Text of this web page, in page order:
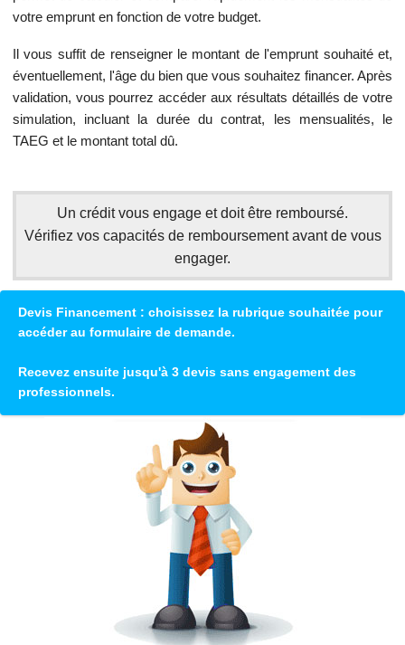
votre emprunt en fonction de votre budget.
Il vous suffit de renseigner le montant de l'emprunt souhaité et,
éventuellement, l'âge du bien que vous souhaitez financer. Après
validation, vous pourrez accéder aux résultats détaillés de votre
simulation, incluant la durée du contrat, les mensualités, le
TAEG et le montant total dû.
Un crédit vous engage et doit être remboursé.
Vérifiez vos capacités de remboursement avant de vous
engager.
Devis Financement : choisissez la rubrique souhaitée pour
accéder au formulaire de demande.
Recevez ensuite jusqu'à 3 devis sans engagement des
professionnels.